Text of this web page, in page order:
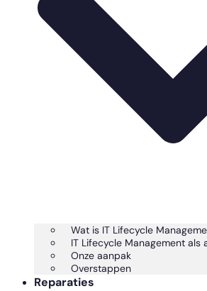
Wat is IT Lifecycle
IT Lifecycle Management als
Onze aanpak
Overstappen
Reparaties